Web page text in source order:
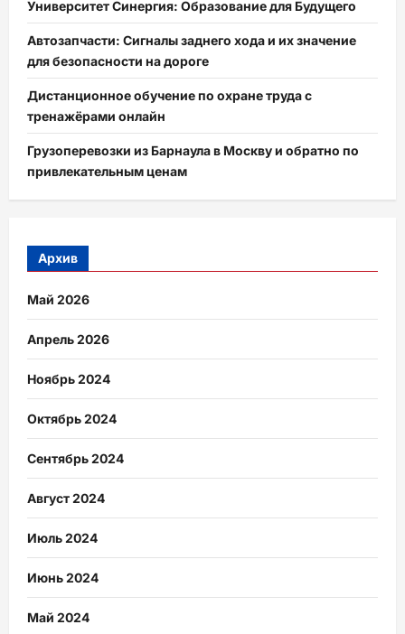
Университет Синергия: Образование для Будущего
Автозапчасти: Сигналы заднего хода и их значение
для безопасности на дороге
Дистанционное обучение по охране труда с
тренажёрами онлайн
Грузоперевозки из Барнаула в Москву и обратно по
привлекательным ценам
Архив
Май 2026
Апрель 2026
Ноябрь 2024
Октябрь 2024
Сентябрь 2024
Август 2024
Июль 2024
Июнь 2024
Май 2024